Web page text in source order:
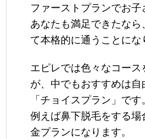
ファーストプランでお子
あなたも満足できたな
て本格的に通うことにな
エピレでは色々なコー
が、中でもおすすめは自
「チョイスプラン」です
例えば鼻下脱毛をする
金プランになります。